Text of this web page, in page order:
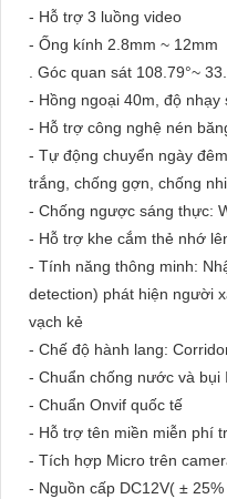
- Hỗ trợ 3 luồng video
- Ống kính 2.8mm ~ 12mm
. Góc quan sát 108.79°~
- Hồng ngoại 40m, độ nhạy
- Hỗ trợ công nghệ nén
- Tự động chuyển ngày
trắng, chống gợn, chống
- Chống ngược sáng thực:
- Hỗ trợ khe cắm thẻ nhớ
- Tính năng thông minh:
detection) phát hiện người
vạch kẻ
- Chế độ hành lang:
- Chuẩn chống nước và bụi
- Chuẩn Onvif quốc tế
- Hỗ trợ tên miền miễn phí
- Tích hợp Micro trên
- Nguồn cấp DC12V( ±